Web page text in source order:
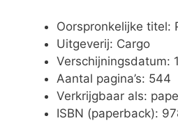
Oorspronkelijke titel:
Uitgeverij: Cargo
Verschijningsdatum:
Aantal pagina’s: 544
Verkrijgbaar als:
ISBN (paperback):